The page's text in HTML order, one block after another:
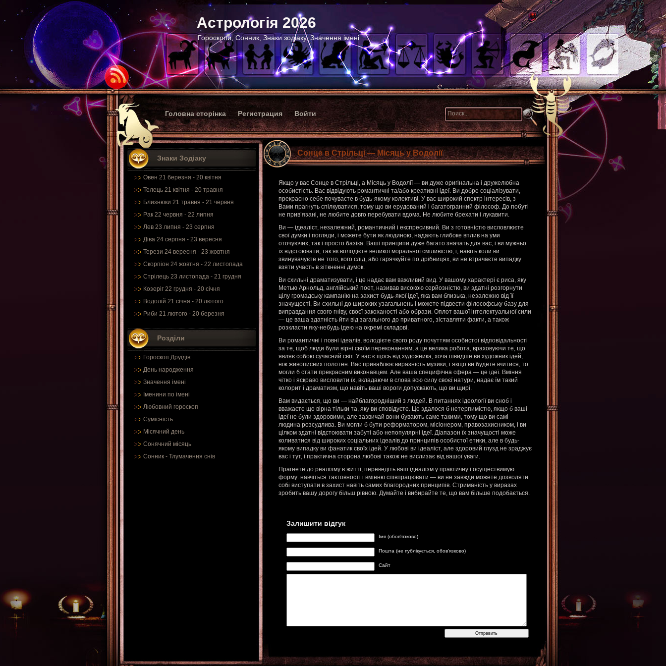
Астрологія 2026
Гороскопи, Сонник, Знаки зодіаку, Значення імені
Головна сторінка Регистрация Войти
Знаки Зодіаку
Овен 21 березня - 20 квітня
Телець 21 квітня - 20 травня
Близнюки 21 травня - 21 червня
Рак 22 червня - 22 липня
Лев 23 липня - 23 серпня
Діва 24 серпня - 23 вересня
Терези 24 вересня - 23 жовтня
Скорпіон 24 жовтня - 22 листопада
Стрілець 23 листопада - 21 грудня
Козеріг 22 грудня - 20 січня
Водолій 21 січня - 20 лютого
Риби 21 лютого - 20 березня
Розділи
Гороскоп Друїдів
День народження
Значення імені
Іменини по імені
Любовний гороскоп
Сумісність
Місячний день
Сонячний місяць
Сонник - Тлумачення снів
Сонце в Стрільці — Місяць у Водолії
Якщо у вас Сонце в Стрільці, а Місяць у Водолії — ви дуже оригінальна і дружелюбна
особистість. Вас відвідують романтичні та/або креативні ідеї. Ви добре соціалізувати,
прекрасно себе почуваєте в будь-якому колективі. У вас широкий спектр інтересів, з
Вами прагнуть спілкуватися, тому що ви ерудований і багатогранний філософ. До побуті
не прив’язані, не любите довго перебувати вдома. Не любите брехати і лукавити.
Ви — ідеаліст, незалежний, романтичний і експресивний. Ви з готовністю висловлюєте
свої думки і погляди, і можете бути як людиною, надають глибоке вплив на уми
оточуючих, так і просто базіка. Ваші принципи дуже багато значать для вас, і ви мужньо
їх відстоювати, так як володієте великої моральної сміливістю, і, навіть коли ви
звинувачуєте не того, кого слід, або гарячкуйте по дрібницях, ви не втрачаєте випадку
взяти участь в зіткненні думок.
Ви схильні драматизувати, і це надає вам важливий вид. У вашому характері є риса, яку
Метью Арнольд, англійський поет, називав високою серйозністю, ви здатні розгорнути
цілу громадську кампанію на захист будь-якої ідеї, яка вам близька, незалежно від її
значущості. Ви схильні до широких узагальнень і можете підвести філософську базу для
виправдання свого гніву, своєї закоханості або образи. Оплот вашої інтелектуальної сили
— це ваша здатність йти від загального до приватного, зіставляти факти, а також
розкласти яку-небудь ідею на окремі складові.
Ви романтичні і повні ідеалів, володієте свого роду почуттям особистої відповідальності
за те, щоб люди були вірні своїм переконанням, а це велика робота, враховуючи те, що
являє собою сучасний світ. У вас є щось від художника, хоча швидше ви художник ідей,
ніж живописних полотен. Вас приваблює виразність музики, і якщо ви будете вчитися, то
могли б стати прекрасним виконавцем. Але ваша специфічна сфера — це ідеї. Вміння
чітко і яскраво висловити їх, вкладаючи в слова всю силу своєї натури, надає їм такий
колорит і драматизм, що навіть ваші вороги допускають, що ви щирі.
Вам видається, що ви — найблагородніший з людей. В питаннях ідеології ви сноб і
вважаєте що вірна тільки та, яку ви сповідуєте. Це здалося б нетерпимістю, якщо б ваші
ідеї не були здоровими, але зазвичай вони бувають саме такими, тому що ви самі —
людина розсудлива. Ви могли б бути реформатором, місіонером, правозахисником, і ви
цілком здатні відстоювати забуті або непопулярні ідеї. Діапазон їх значущості може
коливатися від широких соціальних ідеалів до принципів особистої етики, але в будь-
якому випадку ви фанатик своїх ідей. У любові ви ідеаліст, але здоровий глузд не зраджує
вас і тут, і практична сторона любові також не вислизає від вашої уваги.
Прагнете до реалізму в житті, переведіть ваш ідеалізм у практичну і осуществимую
форму: навчіться тактовності і вмінню співпрацювати — ви не завжди можете дозволяти
собі виступати в захист навіть самих благородних принципів. Стриманість у виразах
зробить вашу дорогу більш рівною. Думайте і вибирайте те, що вам більше подобається.
Залишити відгук
Імя (обов'язково)
Пошта (не публікується, обов'язково)
Сайт